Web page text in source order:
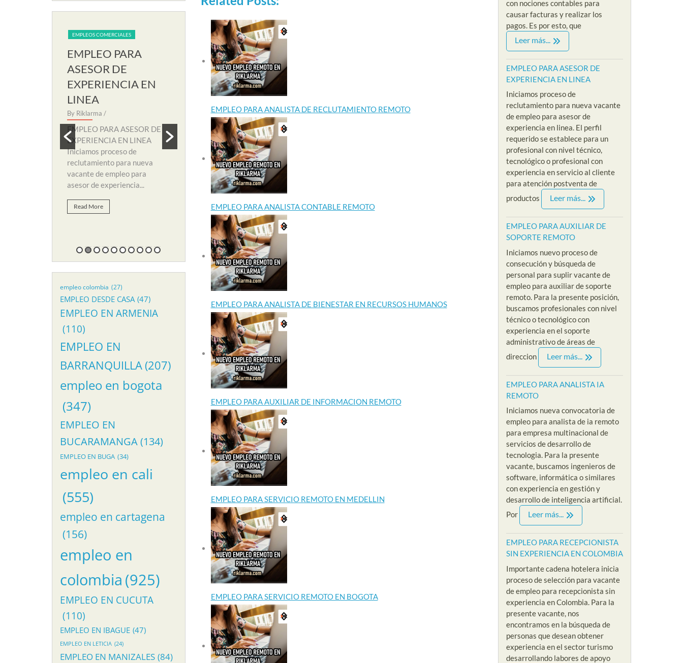
EMPLEO PARA ANALISTA DE RECLUTAMIENTO REMOTO
EMPLEO PARA ANALISTA CONTABLE REMOTO
EMPLEO PARA ANALISTA DE BIENESTAR EN RECURSOS HUMANOS
EMPLEO PARA AUXILIAR DE INFORMACION REMOTO
EMPLEO PARA SERVICIO REMOTO EN MEDELLIN
EMPLEO PARA SERVICIO REMOTO EN BOGOTA
con nociones contables para
causar facturas y realizar los
pagos. Es por esto, que
Leer más...
EMPLEO PARA ASESOR DE
EXPERIENCIA EN LINEA
Iniciamos proceso de
reclutamiento para nueva vacante
de empleo para asesor de
experiencia en linea. El perfil
requerido se establece para un
profesional con nivel técnico,
tecnológico o profesional con
experiencia en servicio al cliente
para atención postventa de
productos
Leer más...
EMPLEO PARA AUXILIAR DE
SOPORTE REMOTO
Iniciamos nuevo proceso de
consecución y búsqueda de
personal para suplir vacante de
empleo para auxiliar de soporte
remoto. Para la presente posición,
buscamos profesionales con nivel
técnico o tecnológico con
experiencia en el soporte
administrativo de áreas de
direccion
Leer más...
EMPLEO PARA ANALISTA IA
REMOTO
Iniciamos nueva convocatoria de
empleo para analista de ia remoto
para empresa multinacional de
servicios de desarrollo de
tecnologia. Para la presente
vacante, buscamos ingenieros de
software, informática o similares
con experiencia en gestión y
desarrollo de inteligencia artificial.
Por
Leer más...
EMPLEO PARA RECEPCIONISTA
SIN EXPERIENCIA EN COLOMBIA
Importante cadena hotelera inicia
proceso de selección para vacante
de empleo para recepcionista sin
experiencia en Colombia. Para la
presente vacante, nos
encontramos en la búsqueda de
personas que desean obtener
experiencia en el sector turismo
desarrollando labores de apoyo
EMPLEOS COMERCIALES
EMPLEO PARA
ASESOR DE
EXPERIENCIA EN
LINEA
By Riklarma /
EMPLEO PARA ASESOR DE
EXPERIENCIA EN LINEA
Iniciamos proceso de
reclutamiento para nueva
vacante de empleo para
asesor de experiencia...
Read More
EMPLEOS COMERCIALES
EMPLEO PARA
AUXILIAR DE
SOPORTE REMOTO
By Riklarma/
EMPLEO PARA AUXILIAR DE
SOPORTE REMOTO Iniciamos
nuevo proceso de consecución
y búsqueda de personal para
suplir vacante de empleo...
Read More
EMPLEO PARA ANALISTA IA
VACANTES NIVEL ADMINISTRATIVO
SIN EXPERIENCIA
empleo para recepcionista
Importante cadena hotelera
inicia proceso de selección
para vacante de empleo para
recepcionista sin experiencia
EMPLEOS SIN EXPERIENCIA
VACANTES NIVEL ADMINISTRATIVO
EMPLEO PARA
PSICOLOGA SIN
EXPERIENCIA EN
MODO VIRTUAL
By Riklarma/
empleo para psicologa
Iniciamos nueva convocatoria
y proceso de reclutamiento
acerca de nuestra nueva
vacante de empleo para
psicologa sin...
empleo colombia (27)
EMPLEO DESDE CASA (47)
EMPLEO EN ARMENIA
(110)
EMPLEO EN
BARRANQUILLA(207)
empleo en bogota
(347)
EMPLEO EN
BUCARAMANGA(134)
EMPLEO EN BUGA (34)
empleo en cali
(555)
empleo en cartagena
(156)
empleo en
colombia (925)
EMPLEO EN CUCUTA
(110)
EMPLEO EN IBAGUE (47)
EMPLEO EN LETICIA (24)
EMPLEO EN MANIZALES (84)